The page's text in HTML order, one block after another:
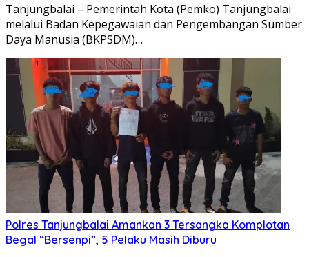
Tanjungbalai – Pemerintah Kota (Pemko) Tanjungbalai
melalui Badan Kepegawaian dan Pengembangan Sumber
Daya Manusia (BKPSDM)…
Polres Tanjungbalai Amankan 3 Tersangka Komplotan
Begal “Bersenpi”, 5 Pelaku Masih Diburu